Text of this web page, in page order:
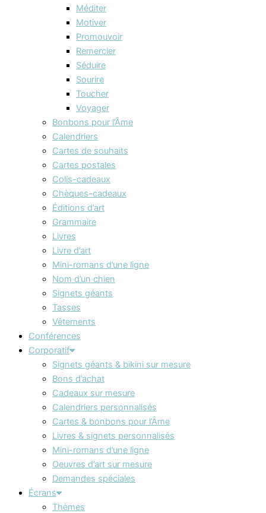
Méditer
Motiver
Promouvoir
Remercier
Séduire
Sourire
Toucher
Voyager
Bonbons pour l’Âme
Calendriers
Cartes de souhaits
Cartes postales
Colis-cadeaux
Chèques-cadeaux
Éditions d’art
Grammaire
Livres
Livre d’art
Mini-romans d’une ligne
Nom d’un chien
Signets géants
Tasses
Vêtements
Conférences
Corporatif
Signets géants & bikini sur mesure
Bons d’achat
Cadeaux sur mesure
Calendriers personnalisés
Cartes & bonbons pour l’Âme
Livres & signets personnalisés
Mini-romans d’une ligne
Oeuvres d’art sur mesure
Demandes spéciales
Écrans
Thèmes